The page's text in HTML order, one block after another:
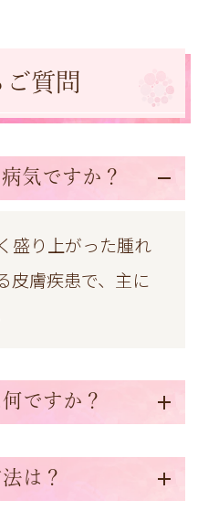
ご質問
気ですか？
盛り上がった腫れ
皮膚疾患で、主に
ですか？
は？